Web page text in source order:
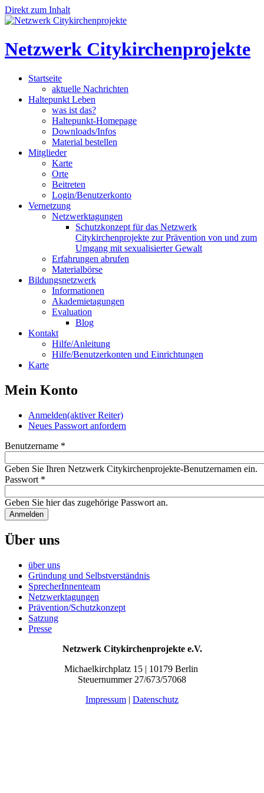
Direkt zum Inhalt
Netzwerk Citykirchenprojekte
Startseite
aktuelle Nachrichten
Haltepunkt Leben
was ist das?
Haltepunkt-Homepage
Downloads/Infos
Material bestellen
Mitglieder
Karte
Orte
Beitreten
Login/Benutzerkonto
Vernetzung
Netzwerktagungen
Schutzkonzept für das Netzwerk
Citykirchenprojekte zur Prävention von und zum
Umgang mit sexualisierter Gewalt
Erfahrungen abrufen
Materialbörse
Bildungsnetzwerk
Informationen
Akademietagungen
Evaluation
Blog
Kontakt
Hilfe/Anleitung
Hilfe/Benutzerkonten und Einrichtungen
Karte
Mein Konto
Anmelden(aktiver Reiter)
Neues Passwort anfordern
Benutzername *
Geben Sie Ihren Netzwerk Citykirchenprojekte-Benutzernamen ein.
Passwort *
Geben Sie hier das zugehörige Passwort an.
Über uns
über uns
Gründung und Selbstverständnis
SprecherInnenteam
Netzwerktagungen
Prävention/Schutzkonzept
Satzung
Presse
Netzwerk Citykirchenprojekte e.V.
Michaelkirchplatz 15 | 10179 Berlin
Steuernummer 27/673/57068
Impressum | Datenschutz